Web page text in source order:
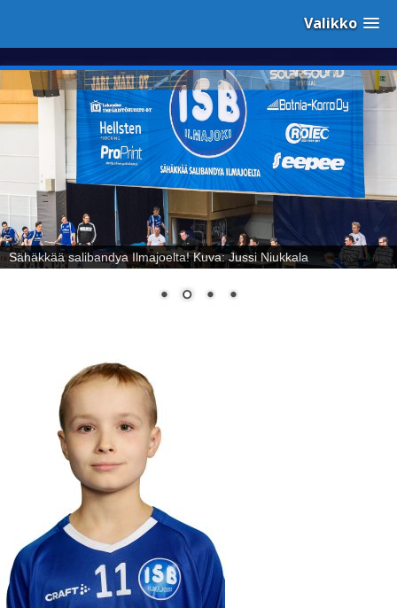
Valikko
Sähäkkää salibandya Ilmajoelta! Kuva: Jussi Niukkala